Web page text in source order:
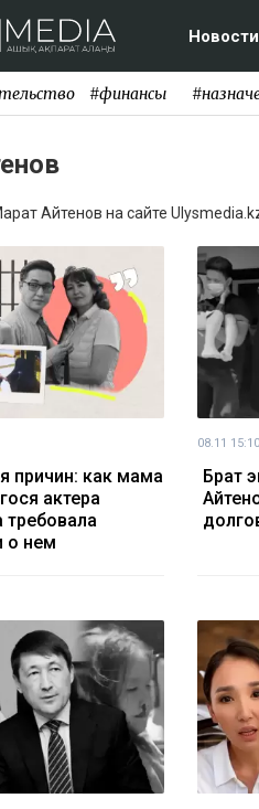
Новости
#финансы
Айтенов на сайте
причин: как мама
актера
о нем
08.11 15:10
Брат